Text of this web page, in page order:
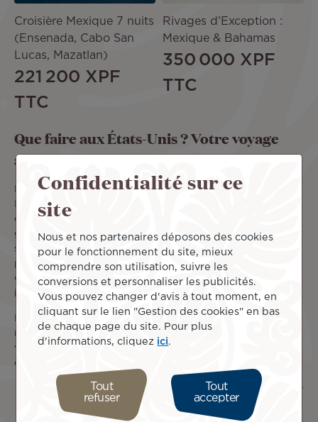
Croisière Mexique 7 nuits
(Ensenada, Cabo San
Lucas, Mazatlan)
221 200 XPF
TTC
Rivages d’Exception :
Mexique & Bahamas
350 000 XPF
TTC
Que faire aux États-Unis ? Votre voyage
aux USA avec Air Tahiti Nui
Envolez-vous jusqu’àLos Angeles en vol direct
Papeete (Tahiti) ou Paris CDG avec Air Tahiti Nui, ou
continuez le voyage vers le reste du territoire américain
grâce à nos partenaires en partage de code ! Air Tahiti Nui
s’entoure également d’agences de voyages créant des
packages de séjours tout inclus adaptés à votre budget :
Chaque offre de séjour aux États-Unis comprend les
internationaux + nuits d’hôtel.
Des vacances d’hiver au ski à un été sur la plage, il y a
mille et une
expériences à vivre aux États-Unis
vos vacances sur le territoire américain, explorez par
exemple :
Los Angeles : découvrez l’un des États iconiques de
l’Ouest américain, la Californie, pour des vacances
en famille, un surf trip, ou pour découvrir les parcs
Confidentialité sur ce
site
Nous et nos partenaires déposons des cookies
pour le fonctionnement du site, mieux
comprendre son utilisation, suivre les
conversions et personnaliser les publicités.
Vous pouvez changer d'avis à tout moment, en
cliquant sur le lien "Gestion des cookies" en bas
de chaque page du site. Pour plus
d'informations, cliquez ici.
Tout
refuser
Tout
accepter